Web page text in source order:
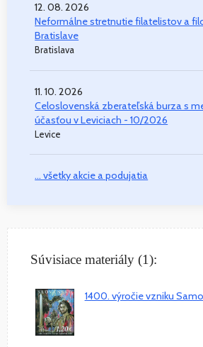
12. 08. 2026
Neformálne stretnutie filatelistov a
Bratislave
Bratislava
11. 10. 2026
Celoslovenská zberateľská burza s
účasťou v Leviciach - 10/2026
Levice
... všetky akcie a podujatia
Súvisiace materiály (1):
1400. výročie vzniku